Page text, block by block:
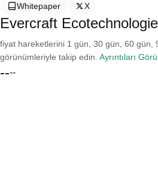
Whitepaper
X
Evercraft
fiyat hareketlerini 1 gün, 30 gün, 60 gün,
görünümleriyle takip edin. Ayrıntıları
----